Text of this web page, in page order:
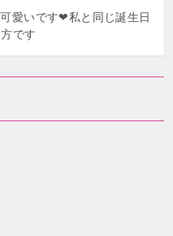
愛いです❤私と同じ誕生日
です